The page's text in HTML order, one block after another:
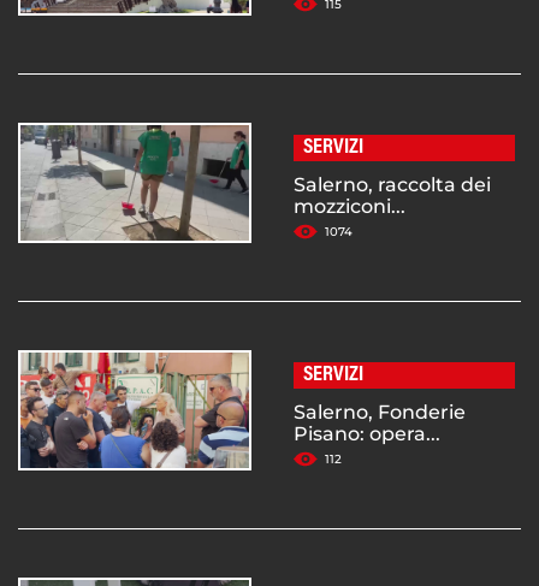
115
SERVIZI
Salerno, raccolta dei
mozziconi...
1074
SERVIZI
Salerno, Fonderie
Pisano: opera...
112